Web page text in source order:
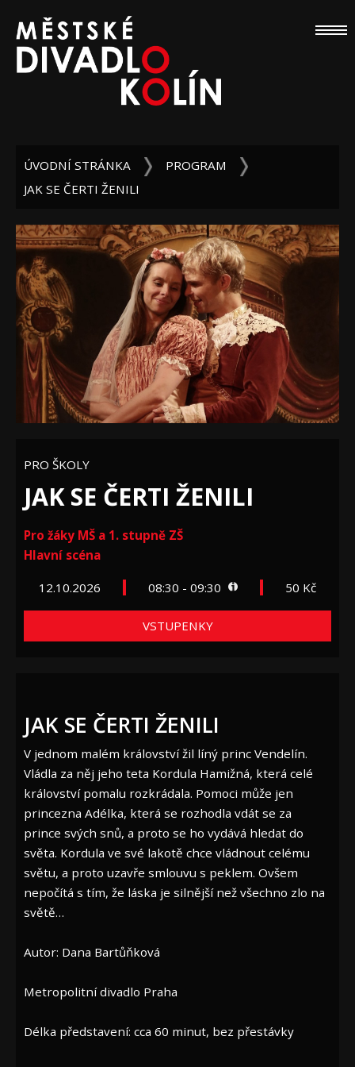
ÚVODNÍ STRÁNKA
PROGRAM
JAK SE ČERTI ŽENILI
PRO ŠKOLY
JAK SE ČERTI ŽENILI
Pro žáky MŠ a 1. stupně ZŠ
Hlavní scéna
12.10.2026 08:30 - 09:30 50 Kč
VSTUPENKY
JAK SE ČERTI ŽENILI
V jednom malém království žil líný princ Vendelín.
Vládla za něj jeho teta Kordula Hamižná, která celé
království pomalu rozkrádala. Pomoci může jen
princezna Adélka, která se rozhodla vdát se za
prince svých snů, a proto se ho vydává hledat do
světa. Kordula ve své lakotě chce vládnout celému
světu, a proto uzavře smlouvu s peklem. Ovšem
nepočítá s tím, že láska je silnější než všechno zlo na
světě…
Autor: Dana Bartůňková
Metropolitní divadlo Praha
Délka představení: cca 60 minut, bez přestávky